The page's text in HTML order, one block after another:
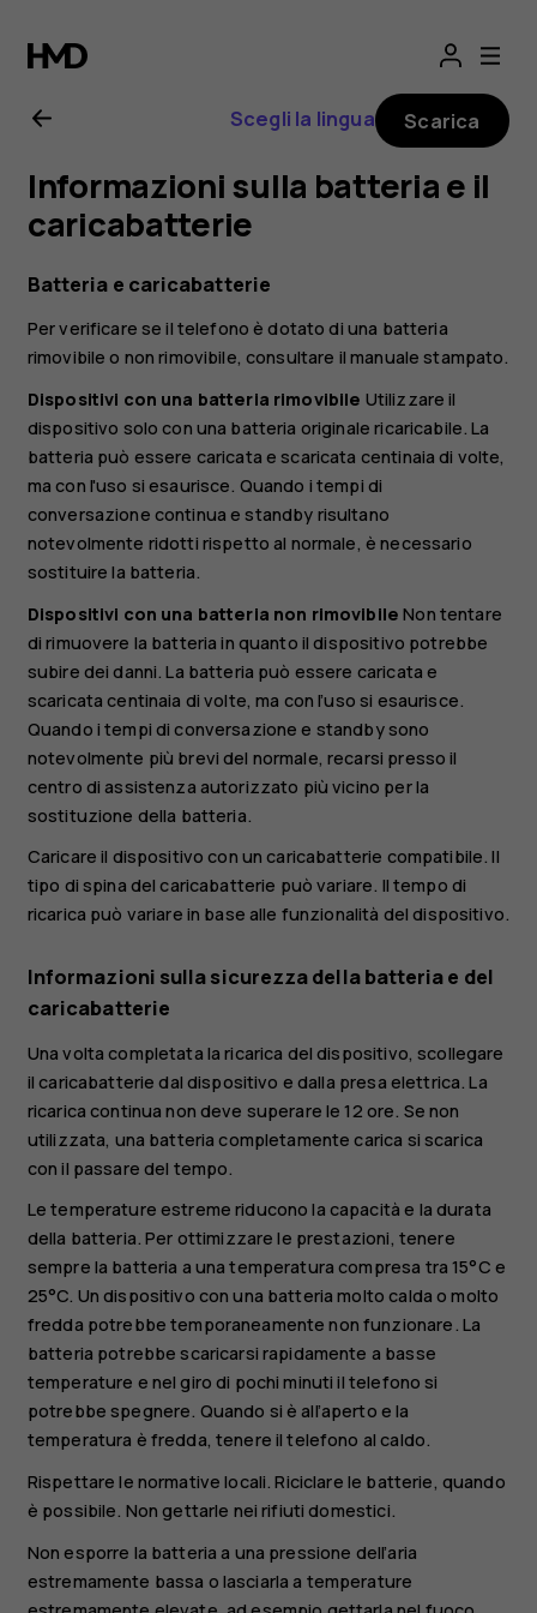
Manuale
d’uso
del
Nokia
6.2
Scegli la lingua Scarica
Informazioni sulla batteria e il
caricabatterie
Batteria e caricabatterie
Per verificare se il telefono è dotato di una batteria
rimovibile o non rimovibile, consultare il manuale stampato.
Dispositivi con una batteria rimovibile Utilizzare il
dispositivo solo con una batteria originale ricaricabile. La
batteria può essere caricata e scaricata centinaia di volte,
ma con l'uso si esaurisce. Quando i tempi di
conversazione continua e standby risultano
notevolmente ridotti rispetto al normale, è necessario
sostituire la batteria.
Dispositivi con una batteria non rimovibile Non tentare
di rimuovere la batteria in quanto il dispositivo potrebbe
subire dei danni. La batteria può essere caricata e
scaricata centinaia di volte, ma con l’uso si esaurisce.
Quando i tempi di conversazione e standby sono
notevolmente più brevi del normale, recarsi presso il
centro di assistenza autorizzato più vicino per la
sostituzione della batteria.
Caricare il dispositivo con un caricabatterie compatibile. Il
tipo di spina del caricabatterie può variare. Il tempo di
ricarica può variare in base alle funzionalità del dispositivo.
Informazioni sulla sicurezza della batteria e del
caricabatterie
Una volta completata la ricarica del dispositivo, scollegare
il caricabatterie dal dispositivo e dalla presa elettrica. La
ricarica continua non deve superare le 12 ore. Se non
utilizzata, una batteria completamente carica si scarica
con il passare del tempo.
Le temperature estreme riducono la capacità e la durata
della batteria. Per ottimizzare le prestazioni, tenere
sempre la batteria a una temperatura compresa tra 15°C e
25°C. Un dispositivo con una batteria molto calda o molto
fredda potrebbe temporaneamente non funzionare. La
batteria potrebbe scaricarsi rapidamente a basse
temperature e nel giro di pochi minuti il telefono si
potrebbe spegnere. Quando si è all’aperto e la
temperatura è fredda, tenere il telefono al caldo.
Rispettare le normative locali. Riciclare le batterie, quando
è possibile. Non gettarle nei rifiuti domestici.
Non esporre la batteria a una pressione dell’aria
estremamente bassa o lasciarla a temperature